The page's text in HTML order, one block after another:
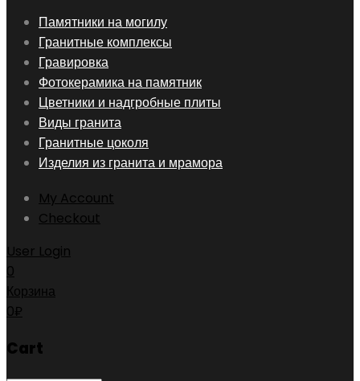
Skip
content
Памятники на могилу
Гранитные комплексы
Гравировка
Фотокерамика на памятник
Цветники и надгробные плиты
Виды гранита
Гранитные цоколя
Изделия из гранита и мрамора
My Account
Checkout
User Login
0
Корзина
0₽
Cart